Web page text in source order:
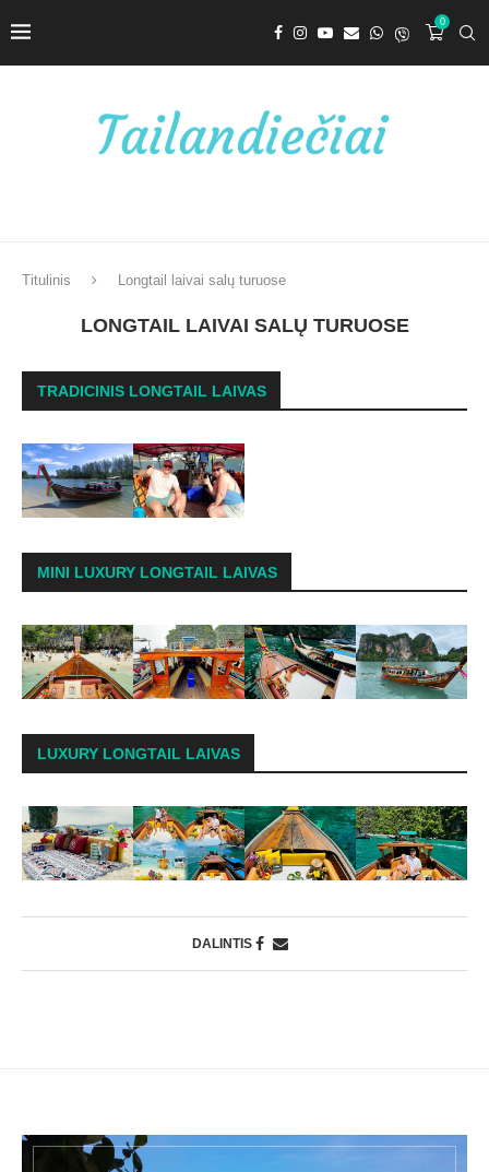
0
Titulinis Longtail laivai salų turuose
LONGTAIL LAIVAI SALŲ TURUOSE
TRADICINIS LONGTAIL LAIVAS
MINI LUXURY LONGTAIL LAIVAS
LUXURY LONGTAIL LAIVAS
DALINTIS